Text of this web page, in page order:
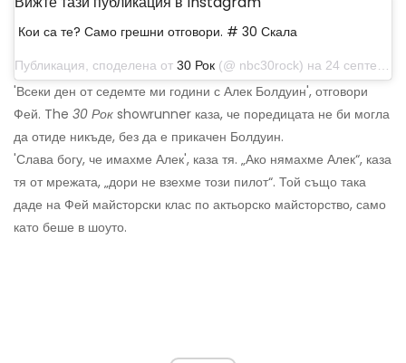
Кои са те? Само грешни отговори. # 30 Скала
Публикация, споделена от 30 Рок (@ nbc30rock) на 24 септември 2019 г. в 12:32 ч. PDT
'Всеки ден от седемте ми години с Алек Болдуин', отговори
Фей. The 30 Рок showrunner каза, че поредицата не би могла
да отиде никъде, без да е прикачен Болдуин.
'Слава богу, че имахме Алек', каза тя. „Ако нямахме Алек“, каза
тя от мрежата, „дори не взехме този пилот“. Той също така
даде на Фей майсторски клас по актьорско майсторство, само
като беше в шоуто.